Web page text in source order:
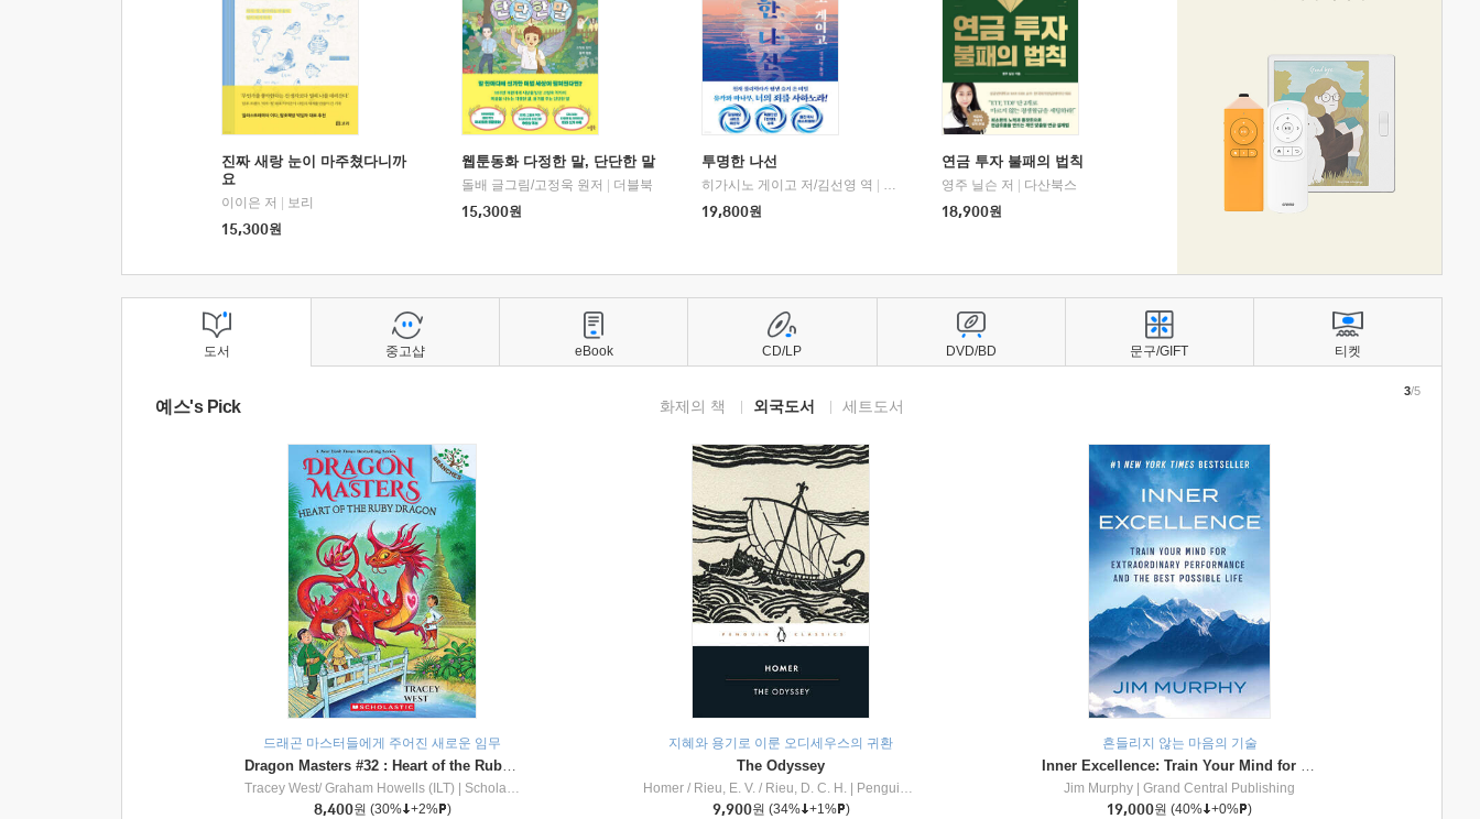
진짜 새랑 눈이 마주쳤다니까
요
이이은 저
보리
15,300원
웹툰동화 다정한 말, 단단한 말
돌배 글그림/고정욱 원저
더블북
15,300원
투명한 나선
히가시노 게이고 저/김선영 역
북다
19,800원
연금 투자 불패의 법칙
영주 닐슨 저
다산북스
18,900원
도서
예스's Pick 화제의 책 외국도서 세트도서
드래곤 마스터들에게 주어진 새로운 임무
Dragon Masters #32 : Heart of the Ruby Dragon (A Branches Book)
Tracey West/ Graham Howells (ILT)
Scholastic Inc
8,400원 (30% +2% )
지혜와 용기로 이룬 오디세우스의 귀환
The Odyssey
Homer / Rieu, E. V. / Rieu, D. C. H.
Penguin Group
9,900원 (34% +1% )
흔들리지 않는 마음의 기술
Inner Excellence: Train Your Mind for Extraordinary Performance and the Best Possible Life
Jim Murphy
Grand Central Publishing
19,000원 (40% +0% )
3/5
중고샵 eBook CD/LP DVD/BD 문구/GIFT 티켓